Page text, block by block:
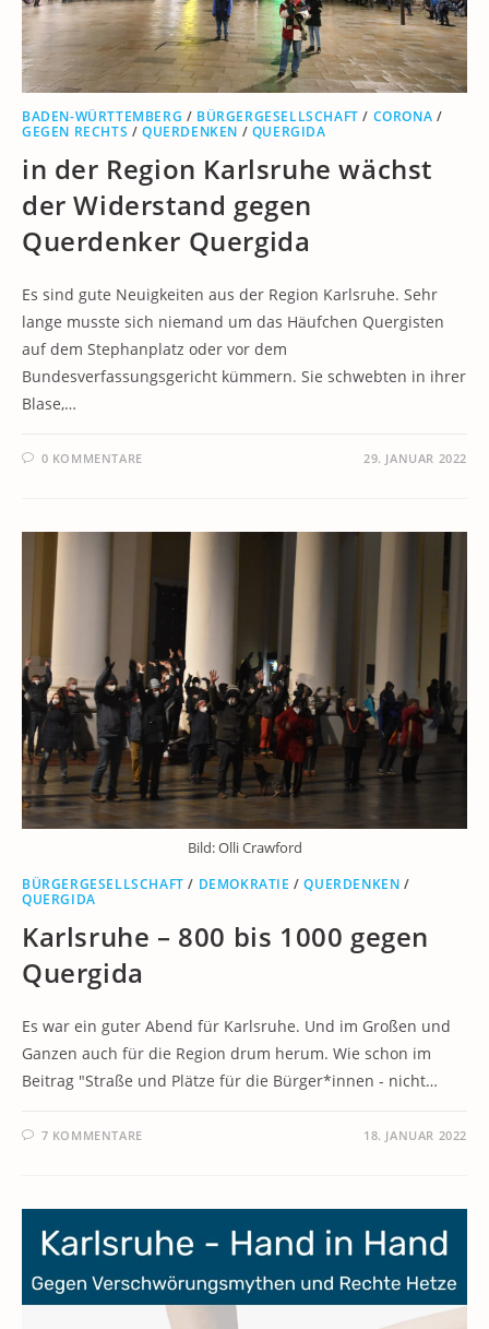
BADEN-WÜRTTEMBERG / BÜRGERGESELLSCHAFT / CORONA /
GEGEN RECHTS /QUERDENKEN / QUERGIDA
in der Region Karlsruhe wächst
der Widerstand gegen
Querdenker Quergida
Es sind gute Neuigkeiten aus der Region Karlsruhe. Sehr
lange musste sich niemand um das Häufchen Quergisten
auf dem Stephanplatz oder vor dem
Bundesverfassungsgericht kümmern. Sie schwebten in ihrer
Blase,…
0 KOMMENTARE 29. JANUAR 2022
Bild: Olli Crawford
BÜRGERGESELLSCHAFT / DEMOKRATIE /QUERDENKEN /
QUERGIDA
Karlsruhe – 800 bis 1000 gegen
Quergida
Es war ein guter Abend für Karlsruhe. Und im Großen und
Ganzen auch für die Region drum herum. Wie schon im
Beitrag "Straße und Plätze für die Bürger*innen - nicht…
7 KOMMENTARE 18. JANUAR 2022